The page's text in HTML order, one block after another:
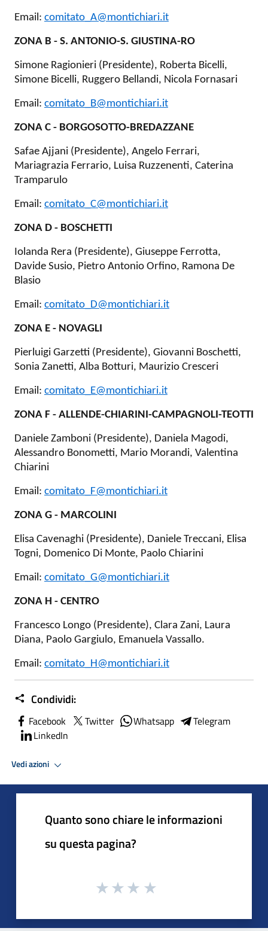
Email: comitato_A@montichiari.it
ZONA B - S. ANTONIO-S. GIUSTINA-RO
Simone Ragionieri (Presidente), Roberta Bicelli,
Simone Bicelli, Ruggero Bellandi, Nicola Fornasari
Email: comitato_B@montichiari.it
ZONA C - BORGOSOTTO-BREDAZZANE
Safae Ajjani (Presidente), Angelo Ferrari,
Mariagrazia Ferrario, Luisa Ruzzenenti, Caterina
Tramparulo
Email: comitato_C@montichiari.it
ZONA D - BOSCHETTI
Iolanda Rera (Presidente), Giuseppe Ferrotta,
Davide Susio, Pietro Antonio Orfino, Ramona De
Blasio
Email: comitato_D@montichiari.it
ZONA E - NOVAGLI
Pierluigi Garzetti (Presidente), Giovanni Boschetti,
Sonia Zanetti, Alba Botturi, Maurizio Cresceri
Email: comitato_E@montichiari.it
ZONA F - ALLENDE-CHIARINI-CAMPAGNOLI-TEOTTI
Daniele Zamboni (Presidente), Daniela Magodi,
Alessandro Bonometti, Mario Morandi, Valentina
Chiarini
Email: comitato_F@montichiari.it
ZONA G - MARCOLINI
Elisa Cavenaghi (Presidente), Daniele Treccani, Elisa
Togni, Domenico Di Monte, Paolo Chiarini
Email: comitato_G@montichiari.it
ZONA H - CENTRO
Francesco Longo (Presidente), Clara Zani, Laura
Diana, Paolo Gargiulo, Emanuela Vassallo.
Email: comitato_H@montichiari.it
Condividi:
Facebook Twitter Whatsapp
Telegram
LinkedIn
Vedi azioni
Quanto sono chiare le informazioni
su questa pagina?